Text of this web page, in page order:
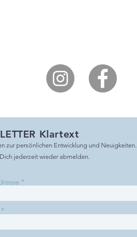
Klartext
zur persönlichen Entwicklung und Neuigkeiten.
jederzeit wieder abmelden.